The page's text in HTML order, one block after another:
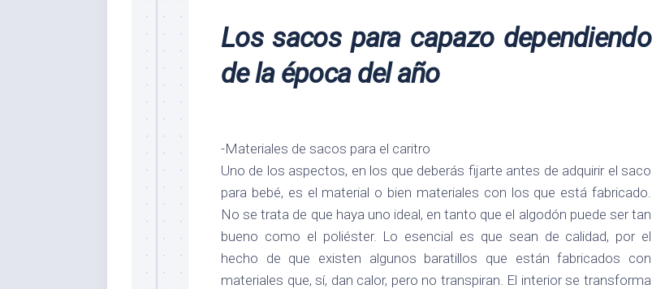
Los sacos para capazo dependiendo
de la época del año
-Materiales de sacos para el caritro
Uno de los aspectos, en los que deberás fijarte antes de adquirir el saco
para bebé, es el material o bien materiales con los que está fabricado.
No se trata de que haya uno ideal, en tanto que el algodón puede ser tan
bueno como el poliéster. Lo esencial es que sean de calidad, por el
hecho de que existen algunos baratillos que están fabricados con
materiales que, sí, dan calor, pero no transpiran. El interior se transforma